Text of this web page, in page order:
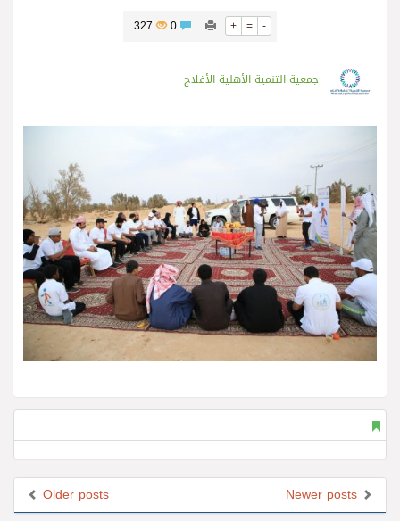
+ = -
327
جمعية التنمية الأهلية الأفلاج
Older posts